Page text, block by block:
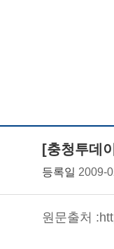
[충청투데
등록일 2009-
원문출처 :